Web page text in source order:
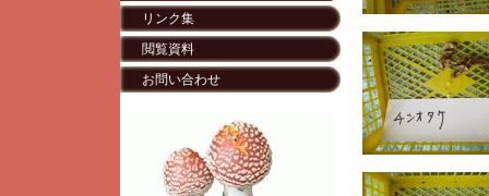
リンク集
閲覧資料
お問い合わせ